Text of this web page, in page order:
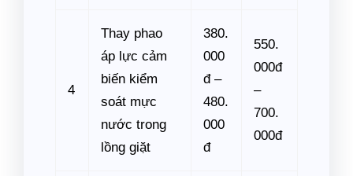
4
Thay phao
áp lực cảm
biến kiểm
soát mực
nước trong
lồng giặt
380.
000
đ –
480.
000
đ
550.
000đ
–
700.
000đ